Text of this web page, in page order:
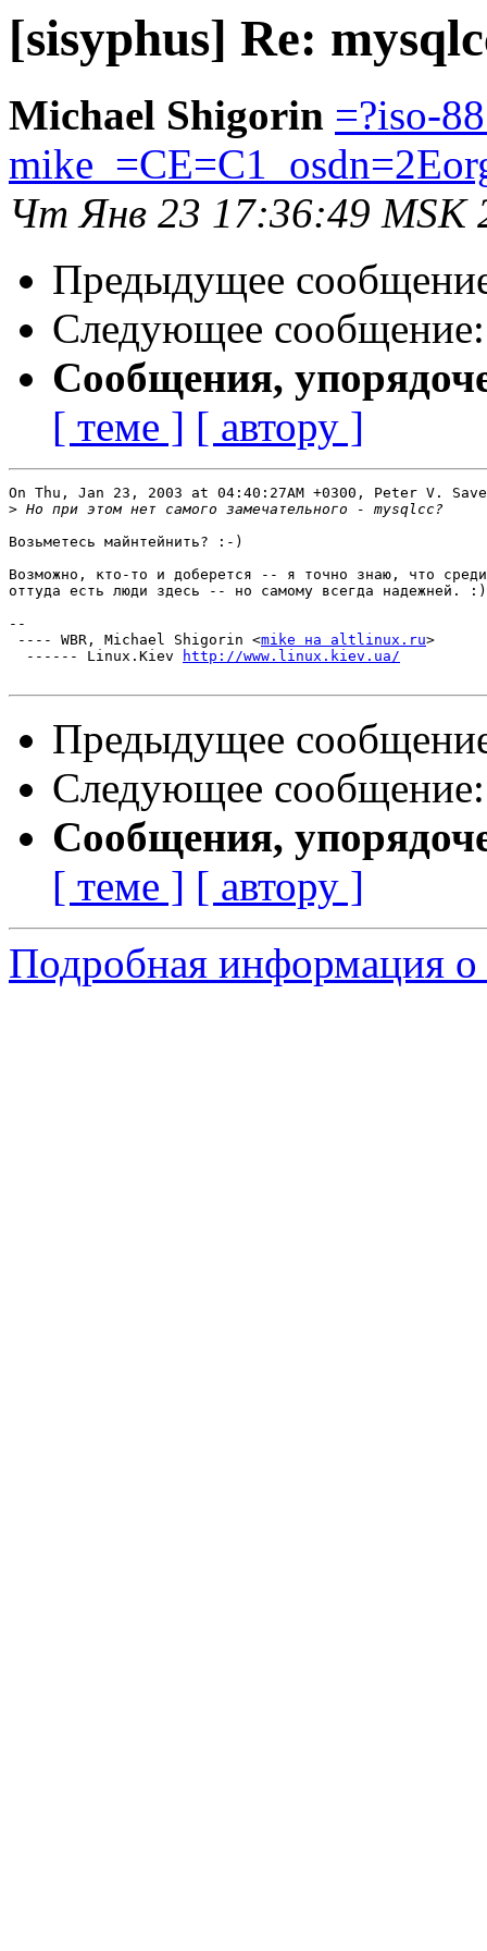
[sisyphus] Re:
Michael Shigorin =?iso-
Чт Янв 23 17:36:49 MSK
Предыдущее
Следующее
Сообщения,
[ теме ] [ автору ]
On Thu, Jan 23, 2003 at 04:40:27AM +0300, Peter V.
>
Возьметесь майнтейнить? :-)
Возможно, кто-то и доберется -- я точно знаю, что
оттуда есть люди здесь -- но самому всегда надежней. :)
--
---- WBR, Michael Shigorin <mike на altlinux.ru>
  ------ Linux.Kiev
http://www.linux.kiev.ua/
Предыдущее
Следующее
Сообщения,
[ теме ] [ автору ]
Подробная информация о